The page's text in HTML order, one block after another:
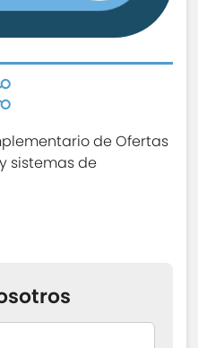
de Ofertas
sistemas de